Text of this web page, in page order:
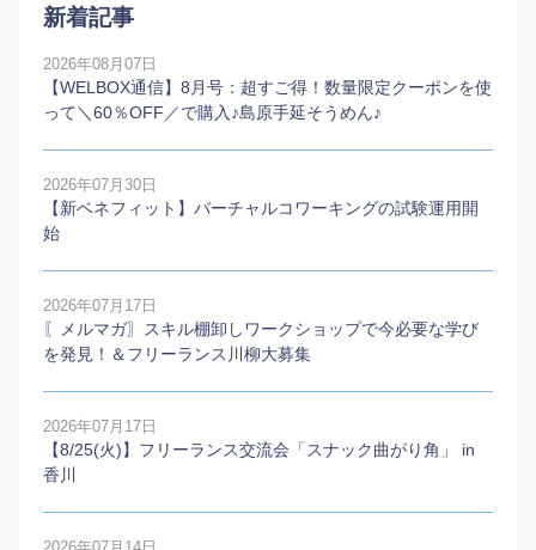
新着記事
2026年08月07日
【WELBOX通信】8月号：超すご得！数量限定クーポンを使
って＼60％OFF／で購入♪島原手延そうめん♪
2026年07月30日
【新ベネフィット】バーチャルコワーキングの試験運用開
始
2026年07月17日
〖メルマガ〗スキル棚卸しワークショップで今必要な学び
を発見！＆フリーランス川柳大募集
2026年07月17日
【8/25(火)】フリーランス交流会「スナック曲がり角」 in
香川